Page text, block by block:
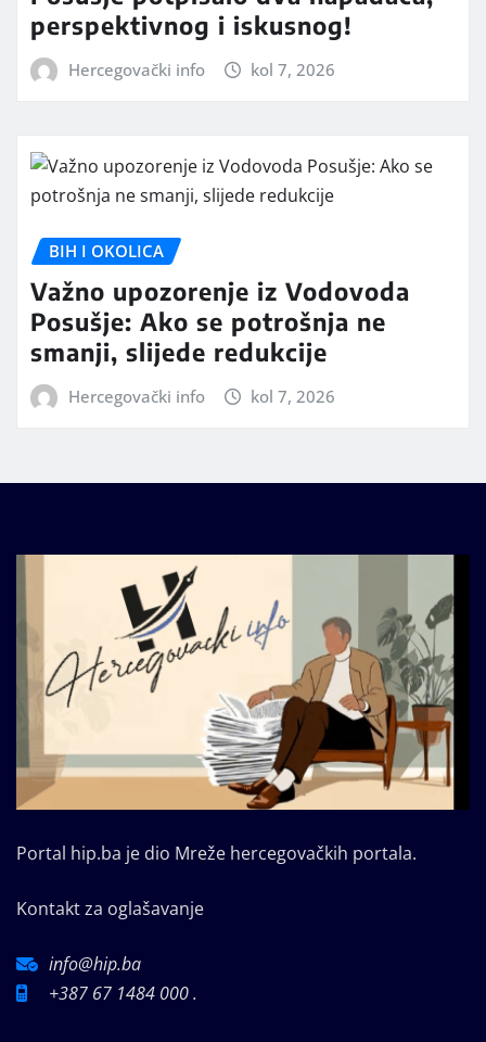
perspektivnog i iskusnog!
Hercegovački info kol 7, 2026
BIH I OKOLICA
Važno upozorenje iz Vodovoda
Posušje: Ako se potrošnja ne
smanji, slijede redukcije
Hercegovački info kol 7, 2026
Portal hip.ba je dio Mreže hercegovačkih portala.
Kontakt za oglašavanje
info@hip.ba
+387 67 1484 000 .